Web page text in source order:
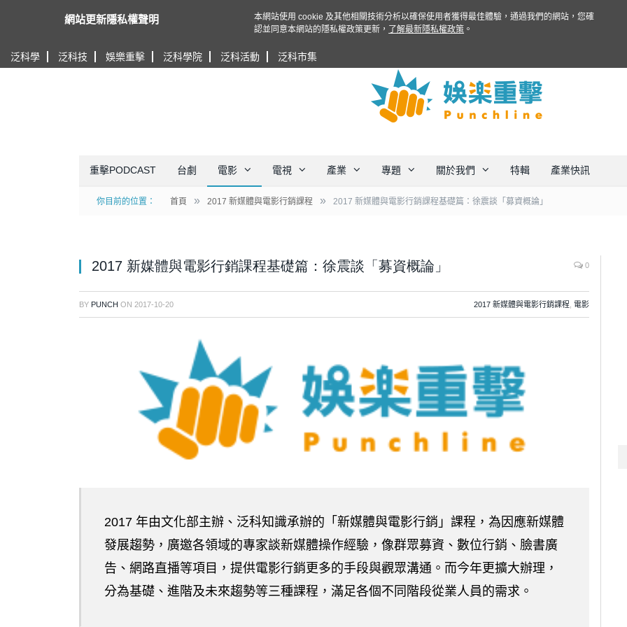
泛科學 泛科技 娛樂重擊 泛科學院 泛科活動 泛科市集
重擊PODCAST 台劇 電影 電視 產業 專題 關於我們 特輯 產業快訊
你目前的位置： 首頁 » 2017 新媒體與電影行銷課程 » 2017 新媒體與電影行銷課程基礎篇：徐震談「募資概論」
2017 新媒體與電影行銷課程基礎篇：徐震談「募資概論」 0
BY PUNCH ON 2017-10-20 2017 新媒體與電影行銷課程 電影
2017 年由文化部主辦、泛科知識承辦的「新媒體與電影行銷」課程，為因應新媒體
發展趨勢，廣邀各領域的專家談新媒體操作經驗，像群眾募資、數位行銷、臉書廣
告、網路直播等項目，提供電影行銷更多的手段與觀眾溝通。而今年更擴大辦理，
分為基礎、進階及未來趨勢等三種課程，滿足各個不同階段從業人員的需求。
網站更新隱私權聲明
本網站使用 cookie 及其他相關技術分析以確保使用者獲得最佳體驗，通過我們的網站，您確
認並同意本網站的隱私權政策更新，
了解最新隱私權政策 。